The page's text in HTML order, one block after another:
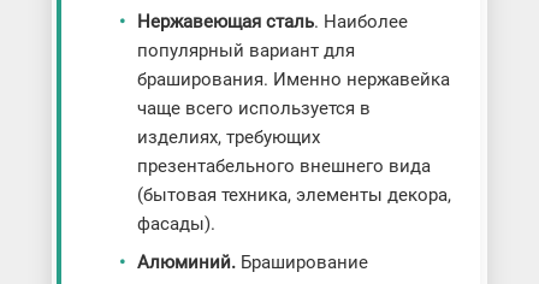
Нержавеющая сталь. Наиболее
популярный вариант для
браширования. Именно нержавейка
чаще всего используется в
изделиях, требующих
презентабельного внешнего вида
(бытовая техника, элементы декора,
фасады).
Алюминий.Браширование